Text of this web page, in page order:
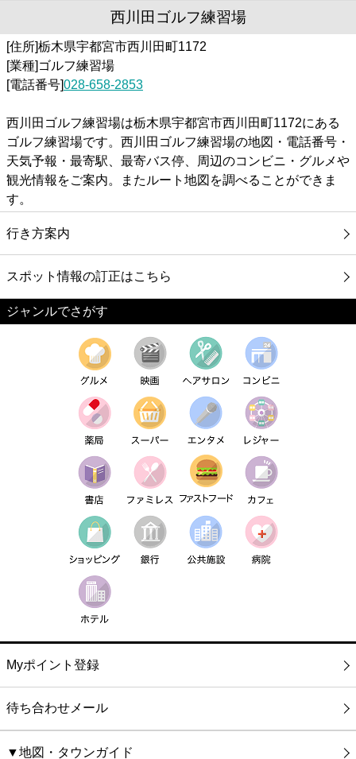
西川田ゴルフ練習場
[住所]栃木県宇都宮市西川田町1172
[業種]ゴルフ練習場
[電話番号]028-658-2853
西川田ゴルフ練習場は栃木県宇都宮市西川田町1172にある
ゴルフ練習場です。西川田ゴルフ練習場の地図・電話番号・
天気予報・最寄駅、最寄バス停、周辺のコンビニ・グルメや
観光情報をご案内。またルート地図を調べることができま
す。
行き方案内
スポット情報の訂正はこちら
ジャンルでさがす
Myポイント登録
待ち合わせメール
▼地図・タウンガイド